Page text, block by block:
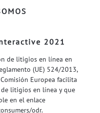
2021
de litigios en línea en
(UE) 524/2013,
Europea facilita
litigios en línea y que
en el enlace
odr.